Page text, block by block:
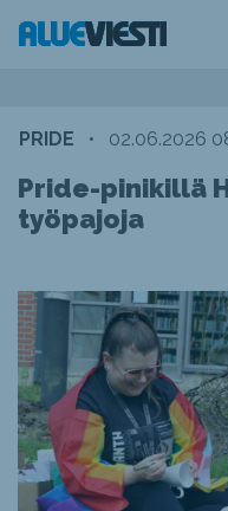
PRIDE • 02.06.2026
Pride-pinikillä
työpajoja